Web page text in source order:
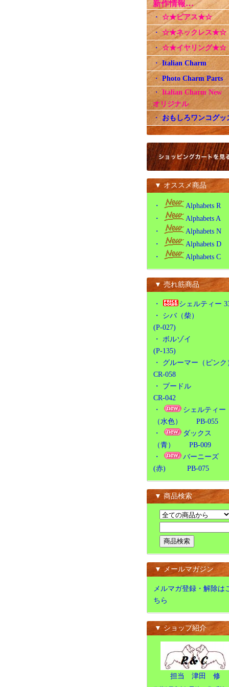
新作情報…
・ ☆★ピアス★☆
・ ☆★ネックレス★☆
・☆★イヤリング★☆
・Italian Charm
・Photo Charm Parts
・ Italian Charm
オリジナル
・ おもしろワンコグッ
▼ オススメ商品
・
Alphabets R
・
Alphabets A
・
Alphabets N
・
Alphabets D
・
Alphabets C
▼ 売れ筋商品
・
シェルティー
・ シバ（柴）
(P-027)
・ ボルゾイ
(P-135)
・ グルーマー（ピンク
CR-058
・ プードル
CR-042
・
シェルティー
（水色） PB-055
・
ダックス
（青） PB-009
・
バーニーズ
(赤) PB-075
▼ 商品検索
▼ メールマガジン
メルマガ登録・解除は
ちら
▼ ショップ紹介
担当 津田 修